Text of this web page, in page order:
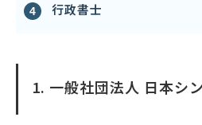
行政書士
1. 一般社団法人 日本シ